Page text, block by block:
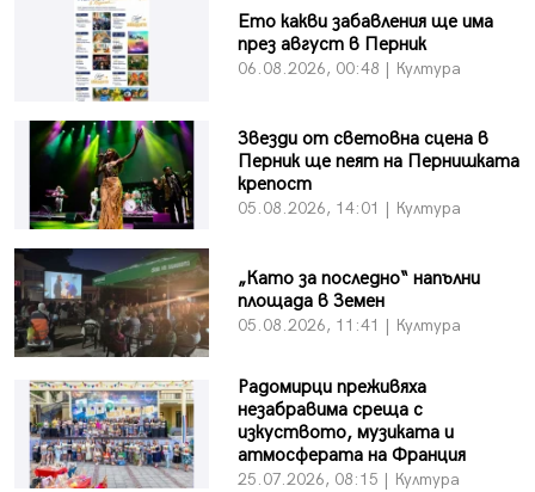
Ето какви забавления ще има
през август в Перник
06.08.2026, 00:48 | Култура
Звезди от световна сцена в
Перник ще пеят на Пернишката
крепост
05.08.2026, 14:01 | Култура
„Като за последно“ напълни
площада в Земен
05.08.2026, 11:41 | Култура
Радомирци преживяха
незабравима среща с
изкуството, музиката и
атмосферата на Франция
25.07.2026, 08:15 | Култура